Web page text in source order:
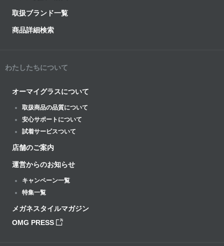
取扱ブランド一覧
商品詳細検索
わたしたちについて
オーマイグラスについて
取扱商品の品質について
安心サポートについて
試着サービスついて
店舗のご案内
運営からのお知らせ
キャンペーン一覧
特集一覧
メガネスタイルマガジン
OMG PRESS